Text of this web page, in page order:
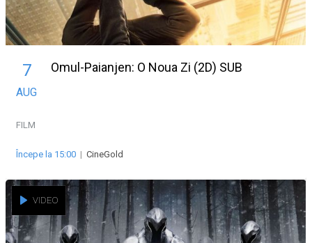
7
AUG
Omul-Paianjen: O Noua Zi (2D) SUB
FILM
Începe la 15:00 | CineGold
VIDEO